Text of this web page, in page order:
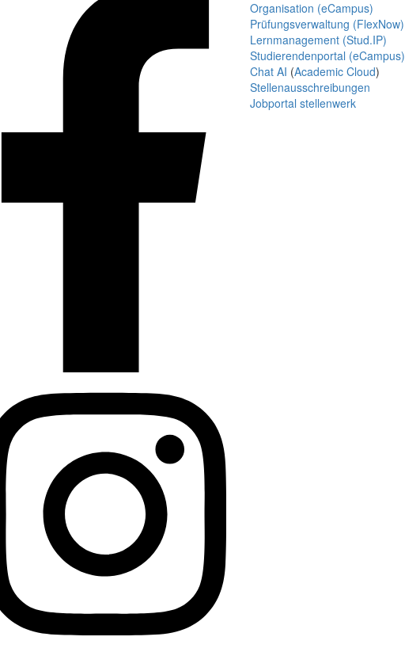
Organisation (eCampus)
Prüfungsverwaltung (FlexNow)
Lernmanagement (Stud.IP)
Studierendenportal (eCampus)
Chat AI (Academic Cloud)
Stellenausschreibungen
Jobportal stellenwerk